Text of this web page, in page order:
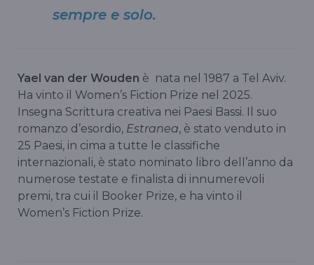
sempre e solo.
Yael van der Wouden è nata nel 1987 a Tel Aviv.
Ha vinto il Women’s Fiction Prize nel 2025.
Insegna Scrittura creativa nei Paesi Bassi. Il suo
romanzo d’esordio, Estranea, è stato venduto in
25 Paesi, in cima a tutte le classifiche
internazionali, è stato nominato libro dell’anno da
numerose testate e finalista di innumerevoli
premi, tra cui il Booker Prize, e ha vinto il
Women’s Fiction Prize.